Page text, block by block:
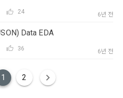
상호, 영업소 소재지, 대표자의 성
을 "회원"이 알 수 있도록 초기 화
으로 "회원"에게 공지해야 한다.
한법률, 전기통신기본법, 전기통
, 전자문서 및 전자거래기본법, 전
비자기본법, 개인정보보호법 등
고 활용
내 및 이용권유, 서비스 개선 및 신
및 접속빈도 파악, 통계학적 특성에
여기회 제공
위한 통계학적 분석, 서비스 고도화
24 6년 전
Data EDA
36 6년 전
1 2